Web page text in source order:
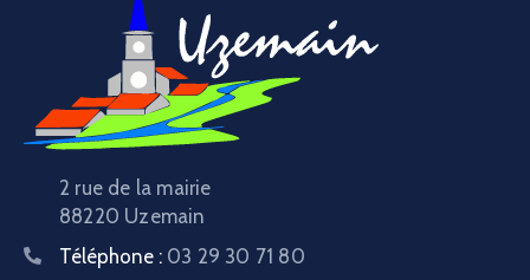
2 rue de la mairie
88220 Uzemain
Téléphone : 03 29 30 71 80